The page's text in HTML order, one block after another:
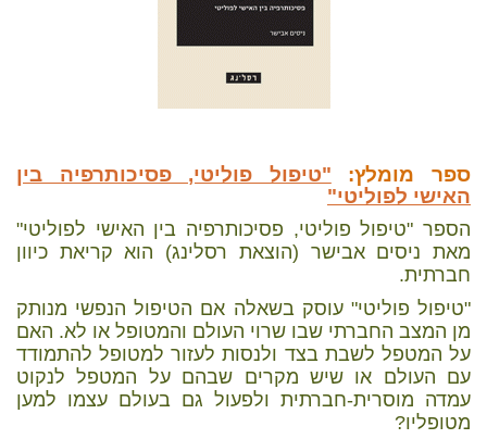
ספר מומלץ: "טיפול פוליטי, פסיכותרפיה בין
האישי לפוליטי"
הספר "טיפול פוליטי, פסיכותרפיה בין האישי לפוליטי"
מאת ניסים אבישר (הוצאת רסלינג) הוא קריאת כיוון
חברתית.
"טיפול פוליטי" עוסק בשאלה אם הטיפול הנפשי מנותק
מן המצב החברתי שבו שרוי העולם והמטופל או לא. האם
על המטפל לשבת בצד ולנסות לעזור למטופל להתמודד
עם העולם או שיש מקרים שבהם על המטפל לנקוט
עמדה מוסרית-חברתית ולפעול גם בעולם עצמו למען
מטופליו?